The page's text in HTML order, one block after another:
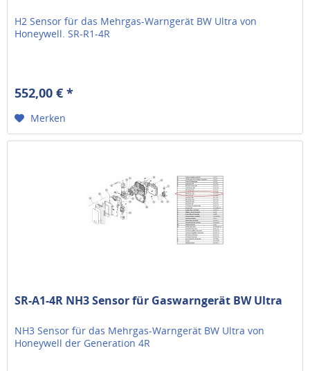
H2 Sensor für das Mehrgas-Warngerät BW Ultra von
Honeywell. SR-R1-4R
552,00 € *
Merken
SR-A1-4R NH3 Sensor für Gaswarngerät BW Ultra
NH3 Sensor für das Mehrgas-Warngerät BW Ultra von
Honeywell der Generation 4R